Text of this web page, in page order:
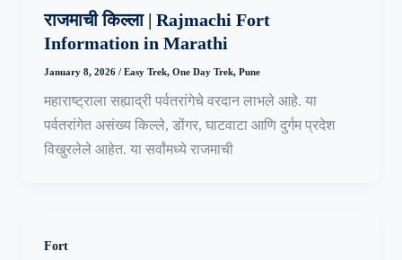
राजमाची किल्ला | Rajmachi Fort
Information in Marathi
January 8, 2026 / Easy Trek, One Day Trek, Pune
महाराष्ट्राला सह्याद्री पर्वतरांगेचे वरदान लाभले आहे. या
पर्वतरांगेत असंख्य किल्ले, डोंगर, घाटवाटा आणि दुर्गम प्रदेश
विखुरलेले आहेत. या सर्वांमध्ये राजमाची
Fort